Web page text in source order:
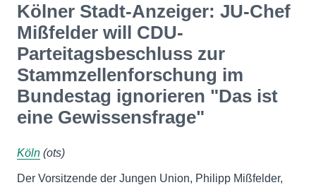
Kölner Stadt-Anzeiger: JU-Chef
Mißfelder will CDU-
Parteitagsbeschluss zur
Stammzellenforschung im
Bundestag ignorieren "Das ist
eine Gewissensfrage"
Köln (ots)
Der Vorsitzende der Jungen Union, Philipp Mißfelder,